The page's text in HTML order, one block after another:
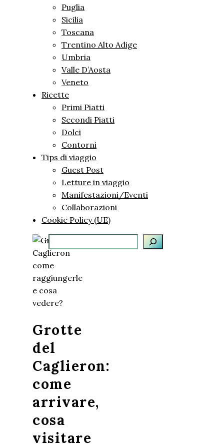
Puglia
Sicilia
Toscana
Trentino Alto Adige
Umbria
Valle D’Aosta
Veneto
Ricette
Primi Piatti
Secondi Piatti
Dolci
Contorni
Tips di viaggio
Guest Post
Letture in viaggio
Manifestazioni/Eventi
Collaborazioni
Cookie Policy (UE)
Grotte
del
Caglieron:
come
arrivare,
cosa
visitare
Cerca